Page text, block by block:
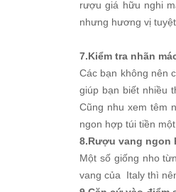
rượu giá hữu nghi
nhưng hương vị
7.Kiểm tra nhãn
Các bạn không nên
giúp bạn biết nhiều
Cũng nhu xem têm
ngon hợp túi tiền
8.Rượu vang ngon
Một số giống nho
vang của Italy thì